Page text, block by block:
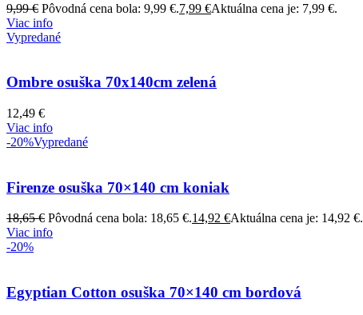
9,99€ Pôvodná cena bola: 9,99 €.7,99 €Aktuálna cena je: 7,99 €.
Viac info
Vypredané
Ombre osuška 70x140cm zelená
12,49 €
Viac info
-20%Vypredané
Firenze osuška 70×140 cm koniak
18,65€ Pôvodná cena bola: 18,65 €.14,92 €Aktuálna cena je: 14,92 €.
Viac info
-20%
Egyptian Cotton osuška 70×140 cm bordová